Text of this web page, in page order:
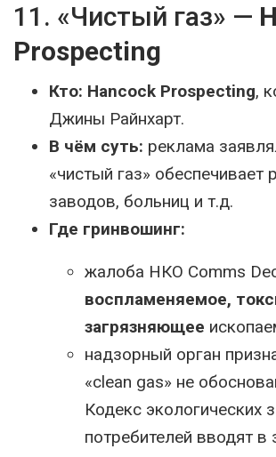
11. «Чистый газ» —
Prospecting
Кто: Hancock Prospecting,
Джины Райнхарт.
В чём суть: реклама
«чистый газ» обеспечивает
заводов, больниц и т.д.
Где гринвошинг:
жалоба НКО Comms
воспламеняемое,
загрязняющее
надзорный орган
«clean gas» не
Кодекс экологических
потребителей вводят в